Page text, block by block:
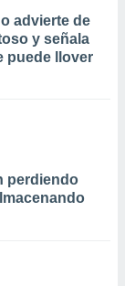
advierte de
y señala
puede llover
perdiendo